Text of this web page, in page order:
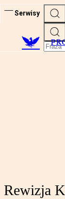
Serwisy
Rewizja